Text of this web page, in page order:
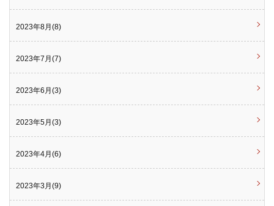
2023年8月(8)
2023年7月(7)
2023年6月(3)
2023年5月(3)
2023年4月(6)
2023年3月(9)